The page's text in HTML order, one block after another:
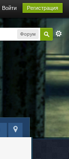
Войти Регистрация
Форум